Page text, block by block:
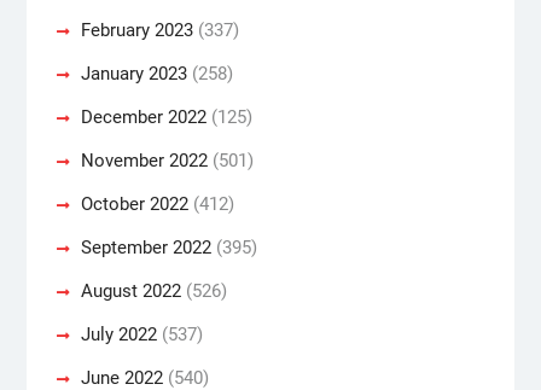
February 2023(337)
January 2023(258)
December 2022(125)
November 2022(501)
October 2022(412)
September 2022(395)
August 2022(526)
July 2022(537)
June 2022(540)